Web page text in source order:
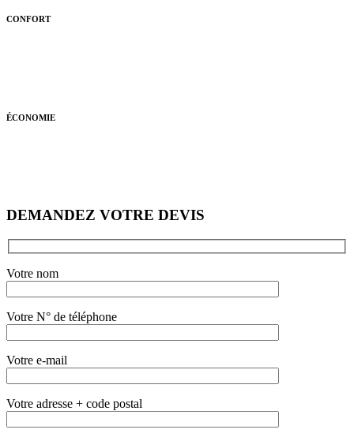
CONFORT
ÉCONOMIE
DEMANDEZ VOTRE DEVIS
Votre nom
Votre N° de téléphone
Votre e-mail
Votre adresse + code postal